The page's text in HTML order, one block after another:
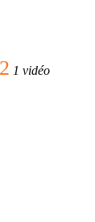
1 vidéo